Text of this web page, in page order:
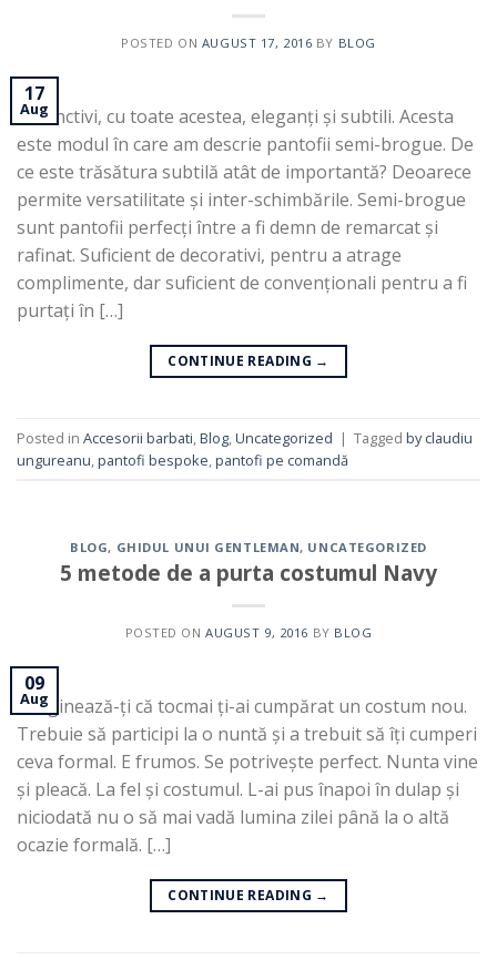
POSTED ON AUGUST 17, 2016 BY BLOG
17
Aug
Distinctivi, cu toate acestea, eleganți și subtili. Acesta
este modul în care am descrie pantofii semi-brogue. De
ce este trăsătura subtilă atât de importantă? Deoarece
permite versatilitate și inter-schimbările. Semi-brogue
sunt pantofii perfecți între a fi demn de remarcat și
rafinat. Suficient de decorativi, pentru a atrage
complimente, dar suficient de convenționali pentru a fi
purtați în […]
CONTINUE READING →
Posted in Accesorii barbati,Blog,Uncategorized | Tagged by claudiu
ungureanu,pantofi bespoke,pantofi pe comandă
BLOG, GHIDUL UNUI GENTLEMAN, UNCATEGORIZED
5 metode de a purta costumul Navy
POSTED ONAUGUST 9, 2016 BY BLOG
09
Aug
Imaginează-ți că tocmai ți-ai cumpărat un costum nou.
Trebuie să participi la o nuntă și a trebuit să îți cumperi
ceva formal. E frumos. Se potrivește perfect. Nunta vine
și pleacă. La fel și costumul. L-ai pus înapoi în dulap și
niciodată nu o să mai vadă lumina zilei până la o altă
ocazie formală. […]
CONTINUE READING →